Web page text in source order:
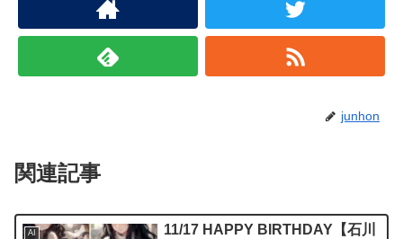
junhon
関連記事
AI
11/17 HAPPY BIRTHDAY【石川